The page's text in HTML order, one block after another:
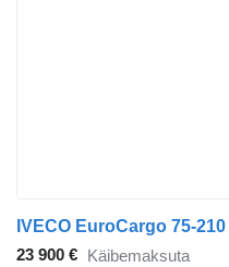
IVECO EuroCargo 75-210
23 900 € Käibemaksuta